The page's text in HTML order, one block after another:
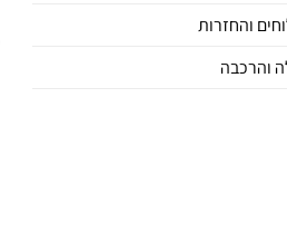
והחזרות
והרכבה